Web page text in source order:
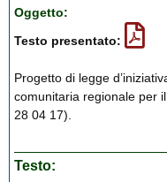
Oggetto:
Testo presentato:
Progetto di legge
comunitaria regionale per
28 04 17).
Testo: